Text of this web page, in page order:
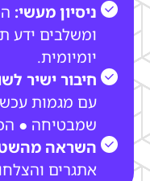
ניסיון מעשי:
ומשלבים ידע
יומיומית.
חיבור ישיר
עם מגמות
שמבטיחה ●
השראה
אתגרים